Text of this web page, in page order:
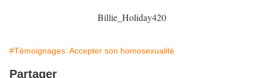
Billie_Holiday420
#Témoignages: Accepter son homosexualité
Partager